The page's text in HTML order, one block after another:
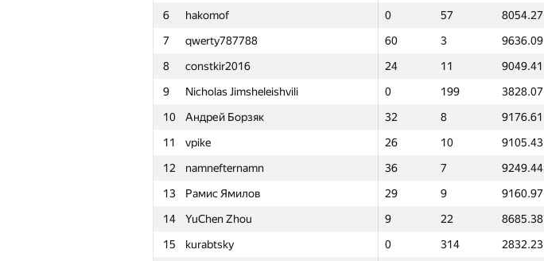
6
hakomof 0 57 8054.27
7
qwerty787788 60 3 9636.09
8
constkir2016 24 11 9049.41
9
Nicholas Jimsheleishvili 0 199 3828.07
10
Андрей Борзяк 32 8 9176.61
11
vpike 26 10 9105.43
12
namnefternamn 36 7 9249.44
13
Рамис Ямилов 29 9 9160.97
14
YuChen Zhou 9 22 8685.38
15
kurabtsky 0 314 2832.23